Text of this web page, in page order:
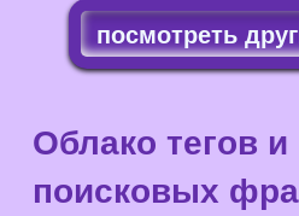
посмотреть
Облако тегов
поисковых